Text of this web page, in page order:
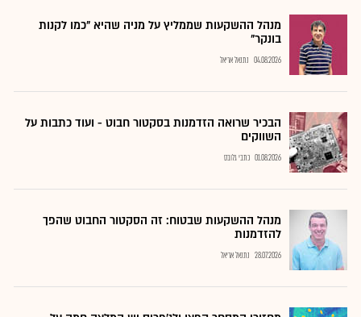
מנהל ההשקעות שממליץ על מניה שהיא "כמו לקנות
בונקר"
04.08.2026 נתנאל אריאל
הבכיר שרואה הזדמנות בסקטור חבוט - ועוד כתבות על
השווקים
01.08.2026 כתבי גלובס
מנהל ההשקעות שבטוח: זה הסקטור החבוט שהפך
להזדמנות
28.07.2026 נתנאל אריאל